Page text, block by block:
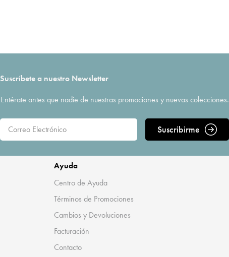
Suscríbete a nuestro Newsletter
Entérate antes que nadie de nuestras promociones y nuevas colecciones.
Suscribirme
Ayuda
Centro de Ayuda
Términos de Promociones
Cambios y Devoluciones
Facturación
Contacto